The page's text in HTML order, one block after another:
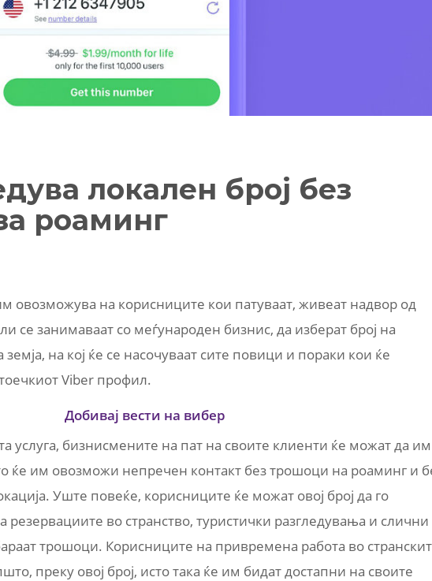
локален број без
роаминг
овозможува на корисниците кои патуваат, живеат надвор од
се занимаваат со меѓународен бизнис, да изберат број на
на кој ќе се насочуваат сите повици и пораки кои ќе
Viber профил.
Добивај вести на вибер
услуга, бизнисмените на пат на своите клиенти ќе можат да им
ќе им овозможи непречен контакт без трошоци на роаминг и
Уште повеќе, корисниците ќе можат овој број да го
резервациите во странство, туристички разгледувања и слични
трошоци. Корисниците на привремена работа во
преку овој број, исто така ќе им бидат достапни на своите